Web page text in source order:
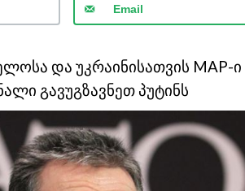
Email
და უკრაინისათვის MAP-ი
გავუგზავნეთ პუტინს